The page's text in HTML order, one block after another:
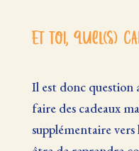
Et toi, quel(s)
Il est donc question
faire des cadeaux
supplémentaire